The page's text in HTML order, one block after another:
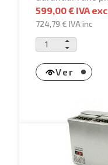
599,00 € IVA exc
724,79 €IVA inc
Ver